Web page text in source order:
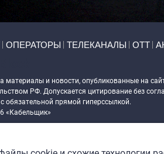
ОПЕРАТОРЫ ТЕЛЕКАНАЛЫ ОТТ
материалы и новости, опубликованные на
РФ. Допускается цитирование без
обязательной прямой гиперссылкой.
«Кабельщик»